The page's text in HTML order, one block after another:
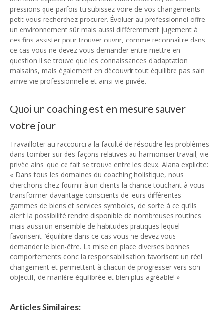
pressions que parfois tu subissez voire de vos changements
petit vous recherchez procurer. Évoluer au professionnel offre
un environnement sûr mais aussi différemment jugement à
ces fins assister pour trouver ouvrir, comme reconnaître dans
ce cas vous ne devez vous demander entre mettre en
question il se trouve que les connaissances d’adaptation
malsains, mais également en découvrir tout équilibre pas sain
arrive vie professionnelle et ainsi vie privée.
Quoi un coaching est en mesure sauver
votre jour
Travailloter au raccourci a la faculté de résoudre les problèmes
dans tomber sur des façons relatives au harmoniser travail, vie
privée ainsi que ce fait se trouve entre les deux. Alana explicite:
« Dans tous les domaines du coaching holistique, nous
cherchons chez fournir à un clients la chance touchant à vous
transformer davantage conscients de leurs différentes
gammes de biens et services symboles, de sorte à ce qu’ils
aient la possibilité rendre disponible de nombreuses routines
mais aussi un ensemble de habitudes pratiques lequel
favorisent l’équilibre dans ce cas vous ne devez vous
demander le bien-être. La mise en place diverses bonnes
comportements donc la responsabilisation favorisent un réel
changement et permettent à chacun de progresser vers son
objectif, de manière équilibrée et bien plus agréable! »
Articles Similaires: